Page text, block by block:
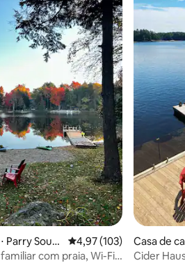
Parry Soun
4,97 de uma avaliação
4,97 (103)
com praia, Wi-Fi,
Casa de
g
Cider